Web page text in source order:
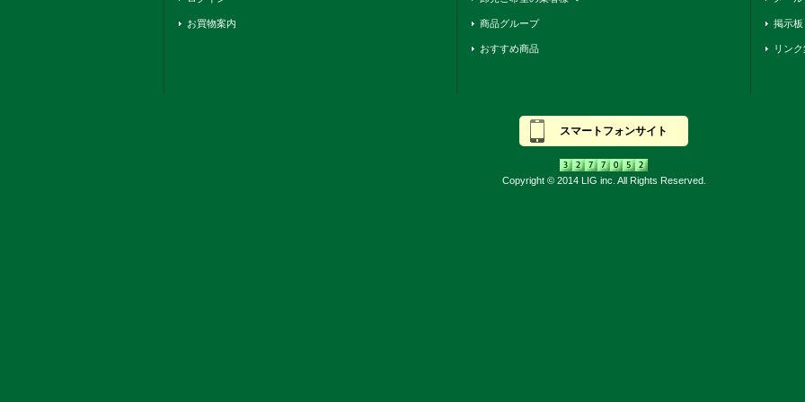
お買物案内 商品グループ
おすすめ商品
掲示板
リンク
スマートフォンサイト
Copyright © 2014 LIG inc. All Rights Reserved.